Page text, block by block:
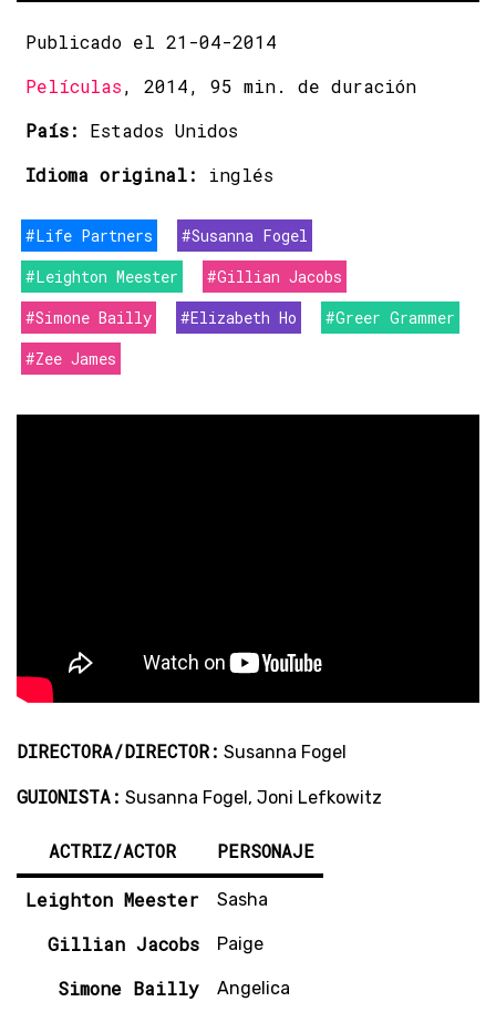
Publicado el 21-04-2014
Películas, 2014, 95 min. de duración
País: Estados Unidos
Idioma original: inglés
#Life Partners
#Susanna Fogel
#Leighton Meester
#Gillian Jacobs
#Simone Bailly
#Elizabeth Ho
#Greer Grammer
#Zee James
DIRECTORA/DIRECTOR: Susanna Fogel
GUIONISTA: Susanna Fogel, Joni Lefkowitz
ACTRIZ/ACTOR PERSONAJE
Leighton Meester Sasha
Gillian Jacobs Paige
Simone Bailly Angelica